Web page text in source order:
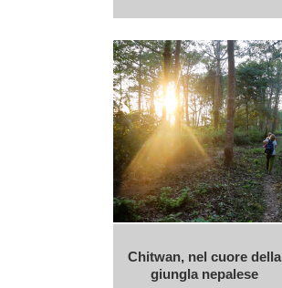
Chitwan, nel cuore della
giungla nepalese